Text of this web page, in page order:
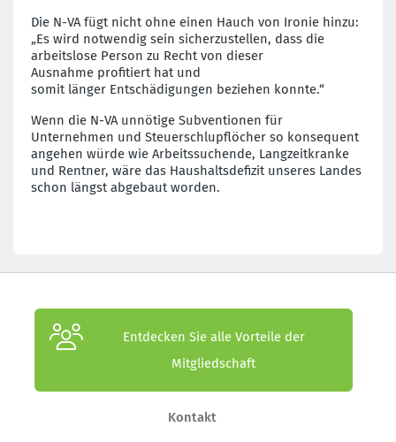
Die N-VA fügt nicht ohne einen Hauch von Ironie hinzu:
„Es wird notwendig sein sicherzustellen, dass die
arbeitslose Person zu Recht von dieser
Ausnahme profitiert hat und
somit länger Entschädigungen beziehen konnte.“
Wenn die N-VA unnötige Subventionen für
Unternehmen und Steuerschlupflöcher so konsequent
angehen würde wie Arbeitssuchende, Langzeitkranke
und Rentner, wäre das Haushaltsdefizit unseres Landes
schon längst abgebaut worden.
Entdecken Sie alle Vorteile der
Mitgliedschaft
Kontakt